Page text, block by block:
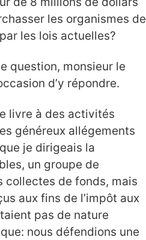
les organismes de
les lois actuelles?
question, monsieur le
d’y répondre.
livre à des activités
généreux allégements
je dirigeais la
un groupe de
collectes de fonds, mais
aux fins de l’impôt aux
pas de nature
nous défendions une